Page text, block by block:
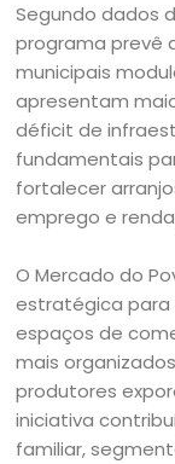
Segundo dados
programa prevê
municipais
apresentam
déficit de
fundamentais
fortalecer
emprego e
O Mercado do
estratégica para
espaços de
mais
produtores
iniciativa
familiar,